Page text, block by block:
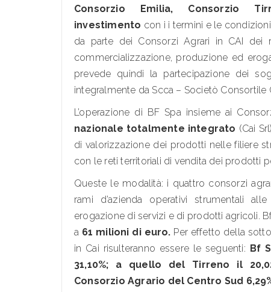
Consorzio Emilia, Consorzio
investimento con i i termini e le
da parte dei Consorzi Agrari in CAI dei
commercializzazione, produzione ed
prevede quindi la partecipazione dei
integralmente da Scca – Societò Consortile
L’operazione di BF Spa insieme ai
nazionale totalmente integrato (Cai
di valorizzazione dei prodotti nelle filiere
con le reti territoriali di vendita dei prodotti
Queste le modalità: i quattro consorzi
rami d’azienda operativi strumentali
erogazione di servizi e di prodotti agricoli.
a 61 milioni di euro. Per effetto della
in Cai risulteranno essere le seguenti: Bf
31,10%; a quello del Tirreno il
Consorzio Agrario del Centro Sud